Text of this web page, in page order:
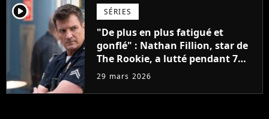
player2 SÉRIES
"De plus en plus fatigué et
gonflé" : Nathan Fillion, star de
The Rookie, a lutté pendant 7
ans avec un rôle qui le détruisait
29 mars 2026